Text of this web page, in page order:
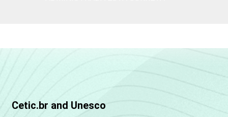
Cetic.br and Unesco